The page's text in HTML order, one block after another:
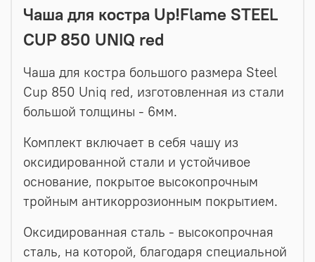
Чаша для костра Up!Flame STEEL
CUP 850 UNIQ red
Чаша для костра большого размера Steel
Cup 850 Uniq red, изготовленная из стали
большой толщины - 6мм.
Комплект включает в себя чашу из
оксидированной стали и устойчивое
основание, покрытое высокопрочным
тройным антикоррозионным покрытием.
Оксидированная сталь - высокопрочная
сталь, на которой, благодаря специальной